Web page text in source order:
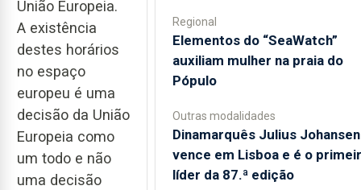
União Europeia.
A existência
destes horários
no espaço
europeu é uma
decisão da União
Europeia como
um todo e não
uma decisão
Regional
​Elementos do “SeaWatch”
auxiliam mulher na praia do
Pópulo
Outras modalidades
Dinamarquês Julius Johansen
vence em Lisboa e é o
líder da 87.ª edição